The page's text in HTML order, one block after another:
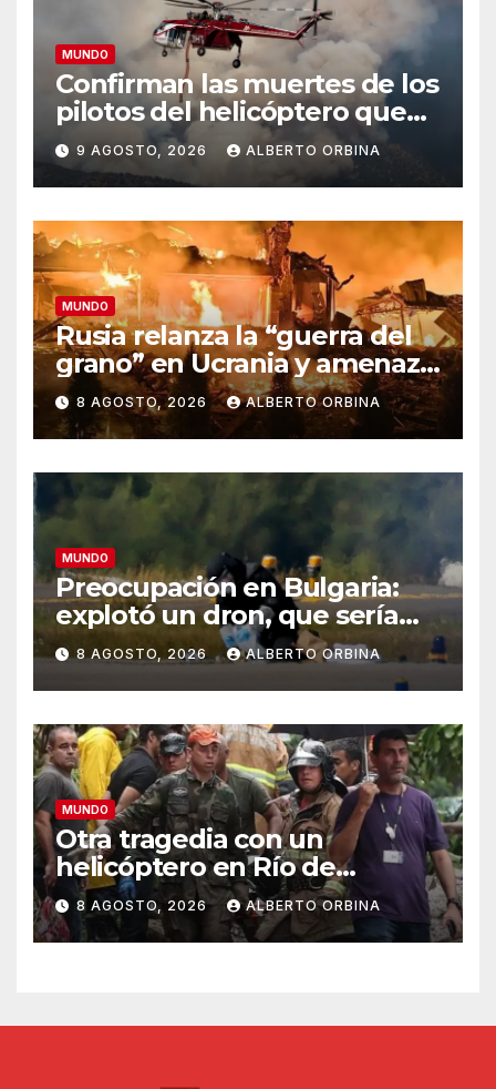
MUNDO
Confirman las muertes de los
pilotos del helicóptero que
quedó atrapado en medio
del incendio forestal, tras
estrellarse en Utah
9 AGOSTO, 2026 ALBERTO ORBINA
MUNDO
Rusia relanza la “guerra del
grano” en Ucrania y amenaza
el suministro global de
alimentos
8 AGOSTO, 2026 ALBERTO ORBINA
MUNDO
Preocupación en Bulgaria:
explotó un dron, que sería
ucraniano, cerca de un
gasoducto en la frontera con
Rumania
8 AGOSTO, 2026 ALBERTO ORBINA
MUNDO
Otra tragedia con un
helicóptero en Río de
Janeiro: murieron el piloto,
una abuela, su hija y la nieta
en un vuelo panorámico
8 AGOSTO, 2026 ALBERTO ORBINA